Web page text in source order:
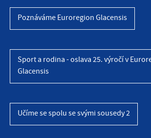
Poznáváme Euroregion Glacensis
Sport a rodina - oslava 25. výročí v
Glacensis
Učíme se spolu se svými sousedy 2